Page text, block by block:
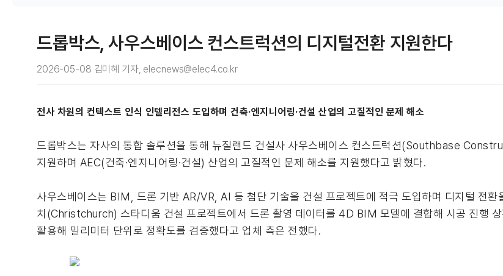
드롭박스, 사우스베이스 컨스트럭션의 디지털전환 지원한다
2026-05-08 김미혜 기자, elecnews@elec4.co.kr
전사 차원의 컨텍스트 인식 인텔리전스 도입하며 건축·엔지니어링·건설 산업의 고질적인 문제 해소
드롭박스는 자사의 통합 솔루션을 통해 뉴질랜드 건설사 사우스베이스 컨스트럭션(Southbase
지원하며 AEC(건축·엔지니어링·건설) 산업의 고질적인 문제 해소를 지원했다고 밝혔다.
사우스베이스는 BIM, 드론 기반 AR/VR, AI 등 첨단 기술을 건설 프로젝트에 적극 도입하며 디지털 전환
치(Christchurch) 스타디움 건설 프로젝트에서 드론 촬영 데이터를 4D BIM 모델에 결합해 시공 진행
활용해 밀리미터 단위로 정확도를 검증했다고 업체 측은 전했다.